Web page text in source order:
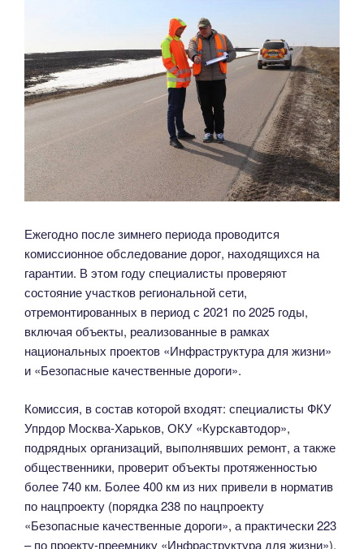
Ежегодно после зимнего периода проводится
комиссионное обследование дорог, находящихся на
гарантии. В этом году специалисты проверяют
состояние участков региональной сети,
отремонтированных в период с 2021 по 2025 годы,
включая объекты, реализованные в рамках
национальных проектов «Инфраструктура для жизни»
и «Безопасные качественные дороги».
Комиссия, в состав которой входят: специалисты ФКУ
Упрдор Москва-Харьков, ОКУ «Курскавтодор»,
подрядных организаций, выполнявших ремонт, а также
общественники, проверит объекты протяженностью
более 740 км. Более 400 км из них привели в норматив
по нацпроекту (порядка 238 по нацпроекту
«Безопасные качественные дороги», а практически 223
– по проекту-преемнику «Инфраструктура для жизни»).